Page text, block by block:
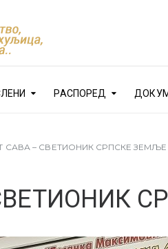
РАСПОРЕД
САВА – СВЕТИОНИК СРПСКЕ ЗЕМЉЕ